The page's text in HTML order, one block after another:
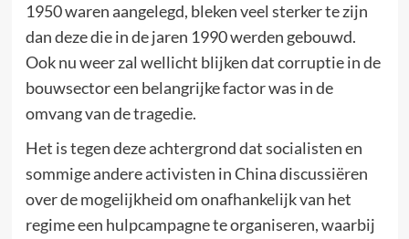
1950 waren aangelegd, bleken veel sterker te zijn
dan deze die in de jaren 1990 werden gebouwd.
Ook nu weer zal wellicht blijken dat corruptie in de
bouwsector een belangrijke factor was in de
omvang van de tragedie.
Het is tegen deze achtergrond dat socialisten en
sommige andere activisten in China discussiëren
over de mogelijkheid om onafhankelijk van het
regime een hulpcampagne te organiseren, waarbij